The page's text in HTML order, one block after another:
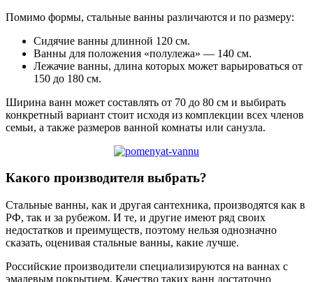
Помимо формы, стальные ванны различаются и по размеру:
Сидячие ванны длинной 120 см.
Ванны для положения «полулежа» — 140 см.
Лежачие ванны, длина которых может варьироваться от
150 до 180 см.
Ширина ванн может составлять от 70 до 80 см и выбирать
конкретный вариант стоит исходя из комплекции всех членов
семьи, а также размеров ванной комнаты или санузла.
Какого производителя выбрать?
Стальные ванны, как и другая сантехника, производятся как в
РФ, так и за рубежом. И те, и другие имеют ряд своих
недостатков и преимуществ, поэтому нельзя однозначно
сказать, оценивая стальные ванны, какие лучше.
Российские производители специализируются на ваннах с
эмалевым покрытием. Качество таких ванн достаточно